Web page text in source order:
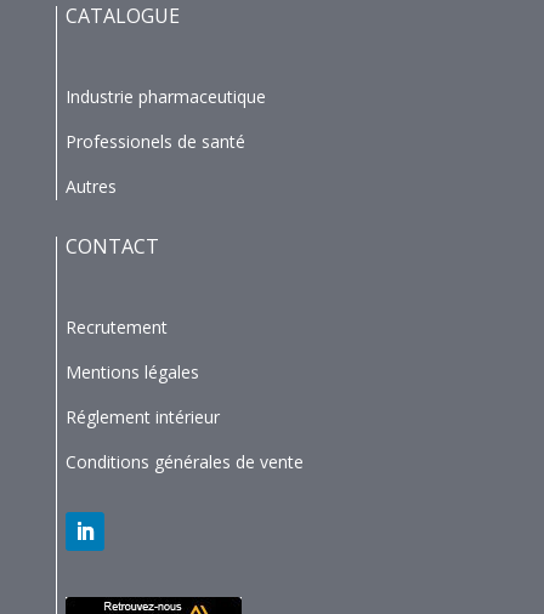
CATALOGUE
Industrie pharmaceutique
Professionels de santé
Autres
CONTACT
Recrutement
Mentions légales
Réglement intérieur
Conditions générales de vente